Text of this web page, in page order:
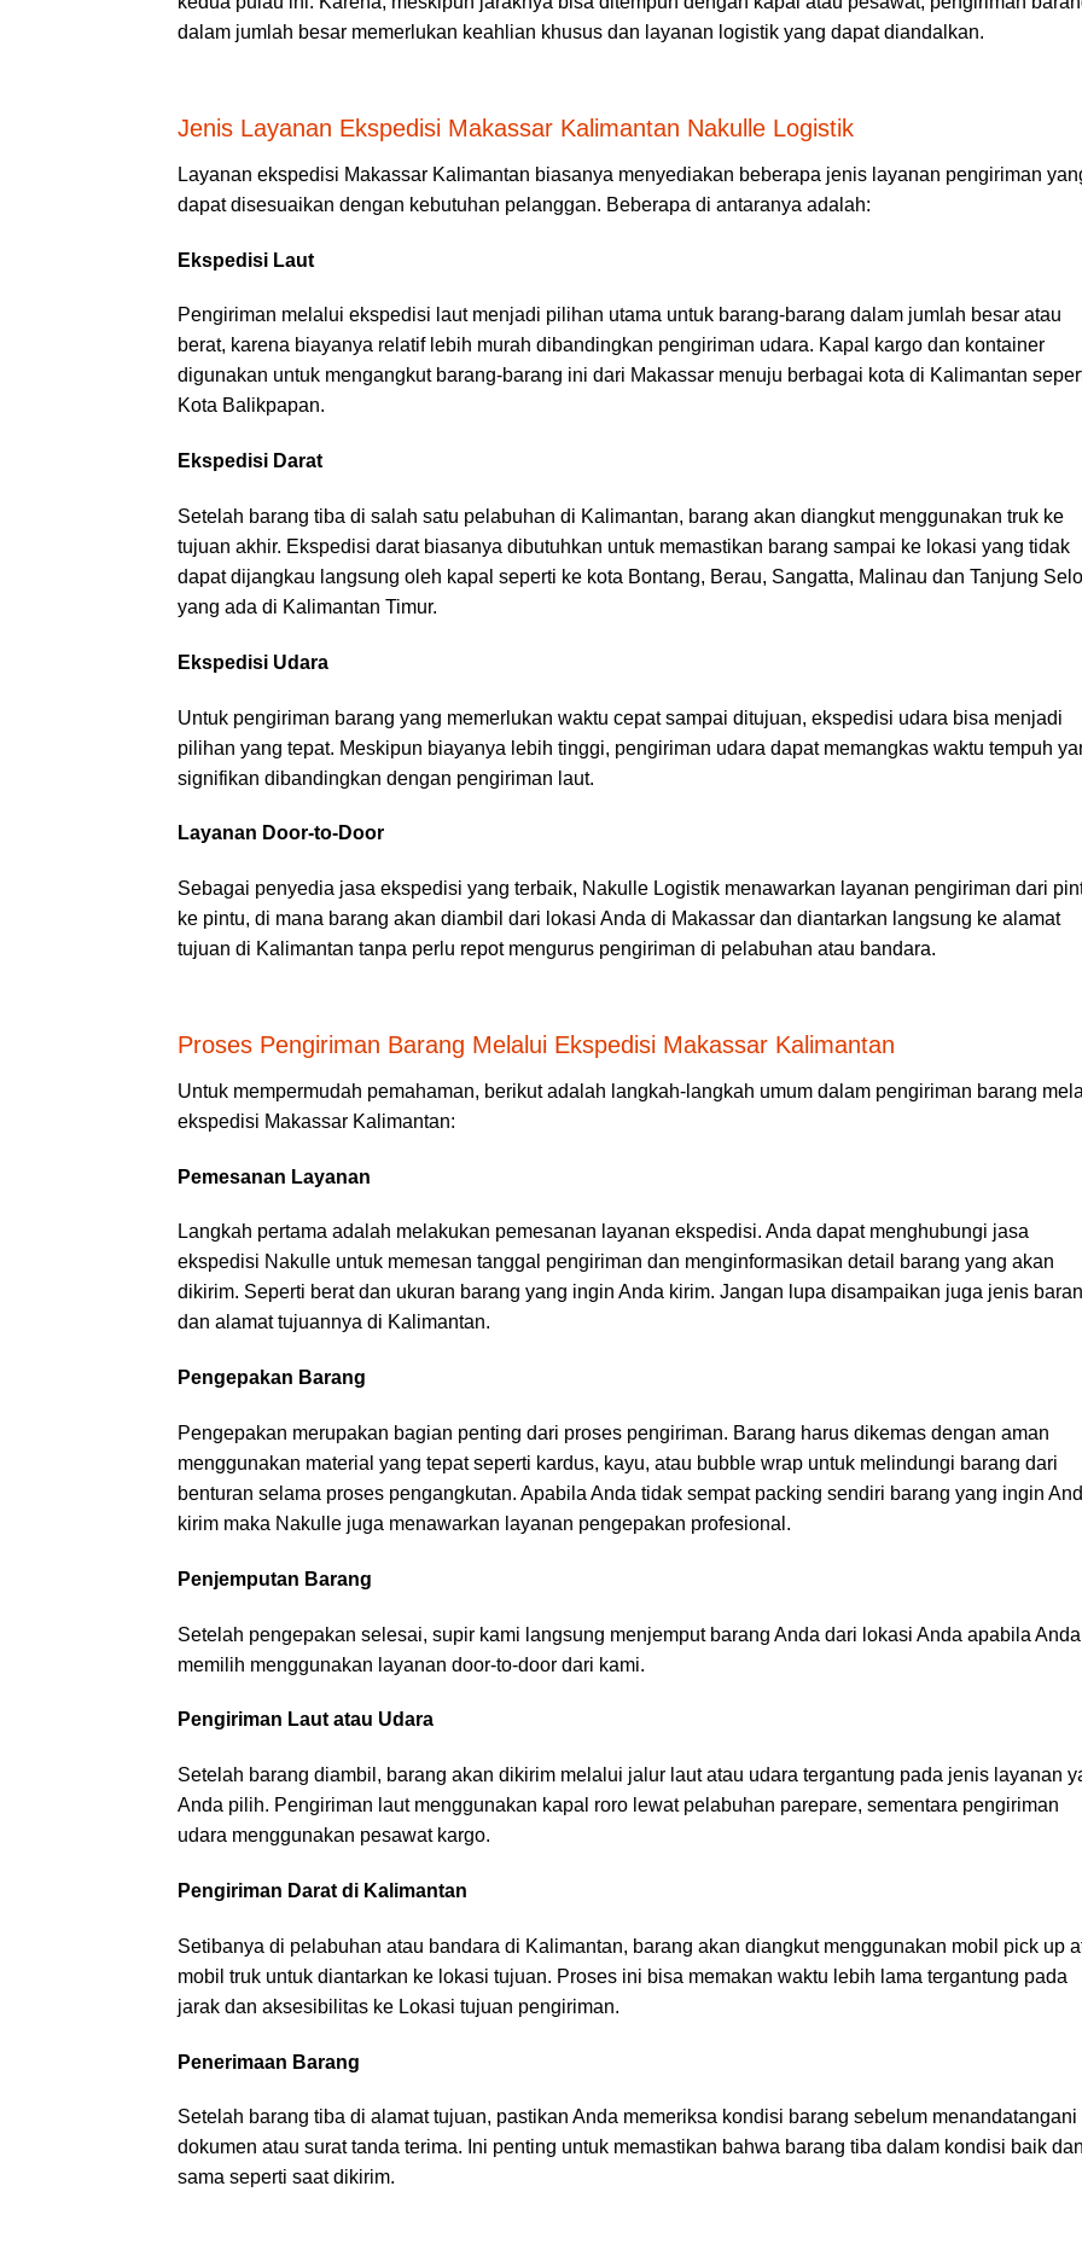
dalam jumlah besar memerlukan keahlian khusus dan layanan logistik yang dapat diandalkan.
Jenis Layanan Ekspedisi Makassar Kalimantan Nakulle Logistik
Layanan ekspedisi Makassar Kalimantan biasanya menyediakan beberapa jenis layanan pengiriman
dapat disesuaikan dengan kebutuhan pelanggan. Beberapa di antaranya adalah:
Ekspedisi Laut
Pengiriman melalui ekspedisi lautmenjadi pilihan utama untuk barang-barang dalam jumlah besar atau
berat, karena biayanya relatif lebih murah dibandingkan pengiriman udara. Kapal kargo dan kontainer
digunakan untuk mengangkut barang-barang ini dari Makassar menuju berbagai kota di Kalimantan
Kota Balikpapan.
Ekspedisi Darat
Setelah barang tiba di salah satu pelabuhan di Kalimantan, barang akan diangkut menggunakan truk ke
tujuan akhir. Ekspedisi daratbiasanya dibutuhkan untuk memastikan barang sampai ke lokasi yang tidak
dapat dijangkau langsung oleh kapal seperti ke kota Bontang, Berau, Sangatta, Malinau dan Tanjung
yang ada di Kalimantan Timur.
Ekspedisi Udara
Untuk pengiriman barang yang memerlukan waktu cepat sampai ditujuan, ekspedisi udara bisa menjadi
pilihan yang tepat. Meskipun biayanya lebih tinggi, pengiriman udara dapat memangkas waktu tempuh
signifikan dibandingkan dengan pengiriman laut.
Layanan Door-to-Door
Sebagai penyedia jasa ekspedisi yang terbaik, Nakulle Logistik menawarkan layanan pengiriman dari
ke pintu, di mana barang akan diambil dari lokasi Anda di Makassar dan diantarkan langsung ke alamat
tujuan di Kalimantan tanpa perlu repot mengurus pengiriman di pelabuhan atau bandara.
Proses Pengiriman Barang Melalui Ekspedisi Makassar Kalimantan
Untuk mempermudah pemahaman, berikut adalah langkah-langkah umum dalam pengiriman barang
ekspedisi Makassar Kalimantan:
Pemesanan Layanan
Langkah pertama adalah melakukan pemesanan layanan ekspedisi. Anda dapat menghubungi jasa
ekspedisi Nakulle untuk memesan tanggal pengiriman dan menginformasikan detail barang yang akan
dikirim. Seperti berat dan ukuran barang yang ingin Anda kirim. Jangan lupa disampaikan juga jenis
dan alamat tujuannya di Kalimantan.
Pengepakan Barang
Pengepakan merupakan bagian penting dari proses pengiriman. Barang harus dikemas dengan aman
menggunakan material yang tepat seperti kardus, kayu, atau bubble wrap untuk melindungi barang dari
benturan selama proses pengangkutan. Apabila Anda tidak sempat packing sendiri barang yang ingin
kirim maka Nakulle juga menawarkan layanan pengepakan profesional.
Penjemputan Barang
Setelah pengepakan selesai, supir kami langsung menjemput barang Anda dari lokasi Anda apabila Anda
memilih menggunakan layanan door-to-door dari kami.
Pengiriman Laut atau Udara
Setelah barang diambil, barang akan dikirim melalui jalur laut atau udara tergantung pada jenis layanan
Anda pilih. Pengiriman laut menggunakan kapal roro lewat pelabuhan parepare, sementara pengiriman
udara menggunakan pesawat kargo.
Pengiriman Darat di Kalimantan
Setibanya di pelabuhan atau bandara di Kalimantan, barang akan diangkut menggunakan mobil pick up
mobil truk untuk diantarkan ke lokasi tujuan. Proses ini bisa memakan waktu lebih lama tergantung pada
jarak dan aksesibilitas ke Lokasi tujuan pengiriman.
Penerimaan Barang
Setelah barang tiba di alamat tujuan, pastikan Anda memeriksa kondisi barang sebelum menandatangani
dokumen atau surat tanda terima. Ini penting untuk memastikan bahwa barang tiba dalam kondisi baik dan
sama seperti saat dikirim.